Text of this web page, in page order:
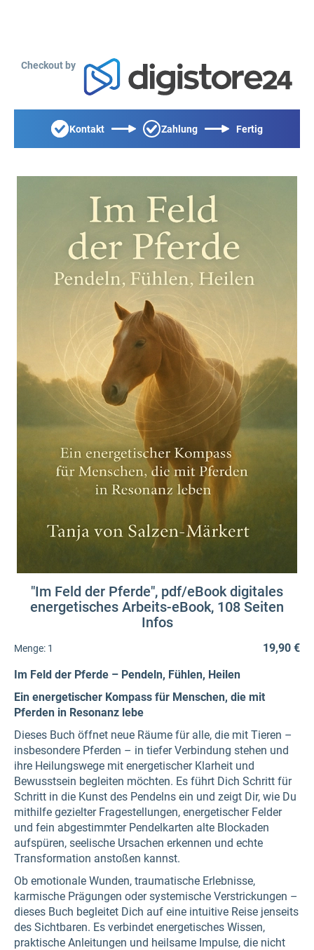
Checkout by
Kontakt Zahlung Fertig
"Im Feld der Pferde", pdf/eBook digitales
energetisches Arbeits-eBook, 108 Seiten
Infos
Menge: 1
19,90 €
Im Feld der Pferde – Pendeln, Fühlen, Heilen
Ein energetischer Kompass für Menschen, die mit
Pferden in Resonanz lebe
Dieses Buch öffnet neue Räume für alle, die mit Tieren –
insbesondere Pferden – in tiefer Verbindung stehen und
ihre Heilungswege mit energetischer Klarheit und
Bewusstsein begleiten möchten. Es führt Dich Schritt für
Schritt in die Kunst des Pendelns ein und zeigt Dir, wie Du
mithilfe gezielter Fragestellungen, energetischer Felder
und fein abgestimmter Pendelkarten alte Blockaden
aufspüren, seelische Ursachen erkennen und echte
Transformation anstoßen kannst.
Ob emotionale Wunden, traumatische Erlebnisse,
karmische Prägungen oder systemische Verstrickungen –
dieses Buch begleitet Dich auf eine intuitive Reise jenseits
des Sichtbaren. Es verbindet energetisches Wissen,
praktische Anleitungen und heilsame Impulse, die nicht